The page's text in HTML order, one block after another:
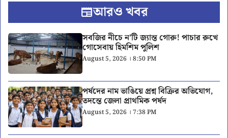
আরও খবর
সবজির নীচে ন’টি জ্যান্ত গোরু! পাচার রুখে
গোসেবায় হিমশিম পুলিশ
August 5, 2026 । 8:50 PM
পর্ষদের নাম ভাঙিয়ে প্রশ্ন বিক্রির অভিযোগ,
তদন্তে জেলা প্রাথমিক পর্ষদ
August 5, 2026 । 7:38 PM